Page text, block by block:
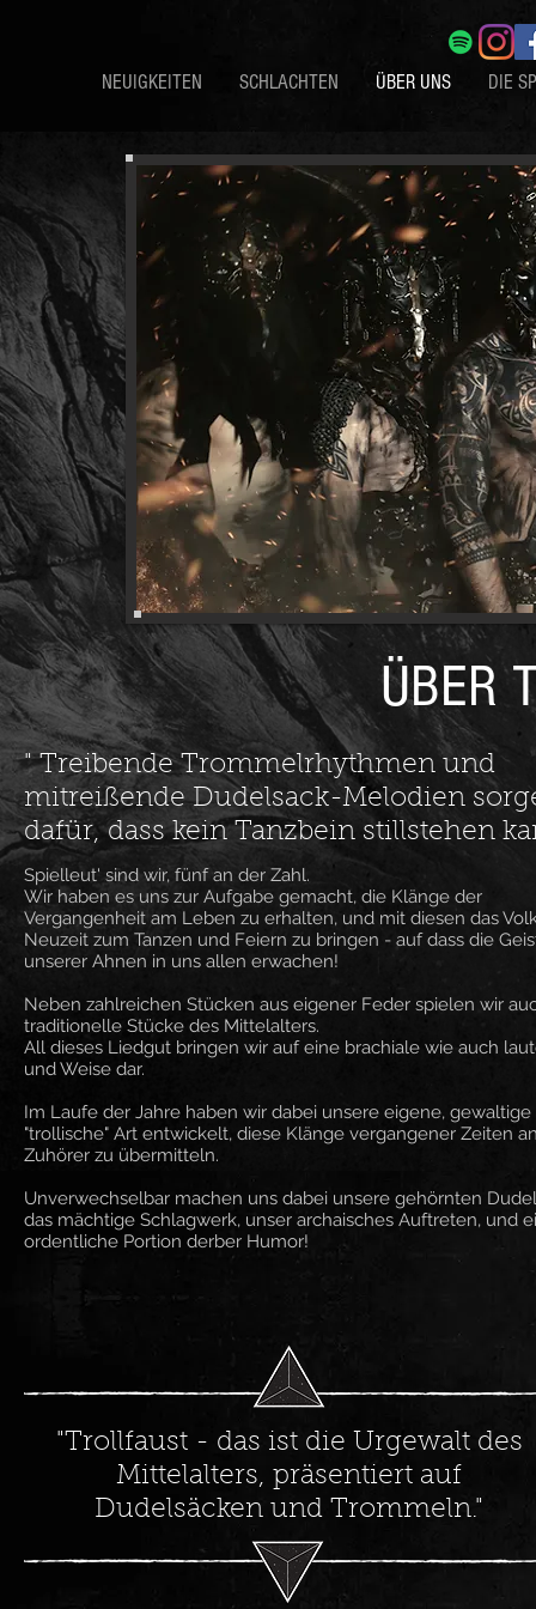
NEUIGKEITEN SCHLACHTEN ÜBER UNS DIE
ÜBER
" Treibende Trommelrhythmen und
mitreißende Dudelsack-Melodien
dafür, dass kein Tanzbein stillstehen
Spielleut' sind wir, fünf an der Zahl.
Wir haben es uns zur Aufgabe gemacht, die Klänge der
Vergangenheit am Leben zu erhalten, und mit diesen das
Neuzeit zum Tanzen und Feiern zu bringen - auf dass die
unserer Ahnen in uns allen erwachen!
Neben zahlreichen Stücken aus eigener Feder spielen wir
traditionelle Stücke des Mittelalters.
All dieses Liedgut bringen wir auf eine brachiale wie auch
und Weise dar.
Im Laufe der Jahre haben wir dabei unsere eigene, gewaltige
"trollische" Art entwickelt, diese Klänge vergangener Zeiten
Zuhörer zu übermitteln.
Unverwechselbar machen uns dabei unsere gehörnten
das mächtige Schlagwerk, unser archaisches Auftreten, und
ordentliche Portion derber Humor!
"Trollfaust - das ist die Urgewalt des
Mittelalters, präsentiert auf
Dudelsäcken und Trommeln."